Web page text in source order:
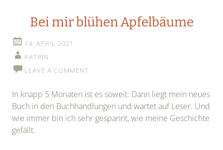
Bei mir blühen Apfelbäume
14. APRIL 2021
KATRIN
LEAVE A COMMENT
In knapp 5 Monaten ist es soweit: Dann liegt mein neues
Buch in den Buchhandlungen und wartet auf Leser. Und
wie immer bin ich sehr gespannt, wie meine Geschichte
gefällt.